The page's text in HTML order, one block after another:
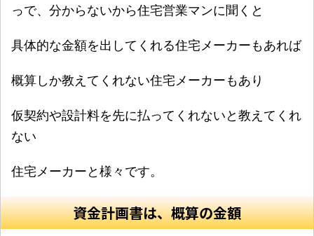
っで、分からないから住宅営業マンに聞くと
具体的な金額を出してくれる住宅メーカーもあれば
概算しか教えてくれない住宅メーカーもあり
仮契約や設計料を先に払ってくれないと教えてくれ
ない
住宅メーカーと様々です。
資金計画書は、概算の金額